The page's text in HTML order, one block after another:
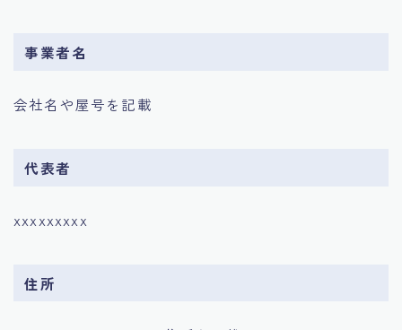
事業者名
会社名や屋号を記載
代表者
xxxxxxxxx
住所